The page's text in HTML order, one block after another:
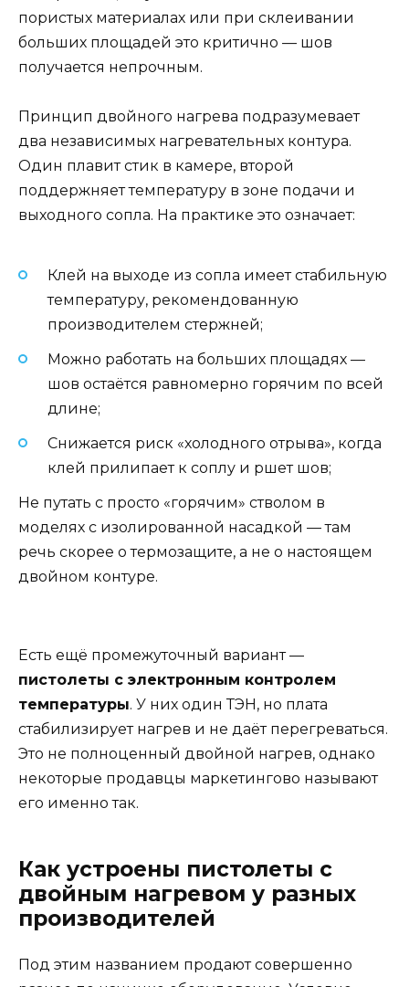
пористых материалах или при склеивании
больших площадей это критично — шов
получается непрочным.
Принцип двойного нагрева подразумевает
два независимых нагревательных контура.
Один плавит стик в камере, второй
поддержняет температуру в зоне подачи и
выходного сопла. На практике это означает:
Клей на выходе из сопла имеет стабильную
температуру, рекомендованную
производителем стержней;
Можно работать на больших площадях —
шов остаётся равномерно горячим по всей
длине;
Снижается риск «холодного отрыва», когда
клей прилипает к соплу и ршет шов;
Не путать с просто «горячим» стволом в
моделях с изолированной насадкой — там
речь скорее о термозащите, а не о настоящем
двойном контуре.
Есть ещё промежуточный вариант —
пистолеты с электронным контролем
температуры. У них один ТЭН, но плата
стабилизирует нагрев и не даёт перегреваться.
Это не полноценный двойной нагрев, однако
некоторые продавцы маркетингово называют
его именно так.
Как устроены пистолеты с
двойным нагревом у разных
производителей
Под этим названием продают совершенно